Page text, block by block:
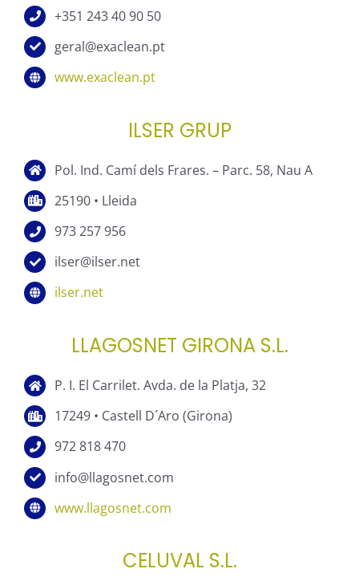
+351 243 40 90 50
geral@exaclean.pt
www.exaclean.pt
ILSER GRUP
Pol. Ind. Camí dels Frares. – Parc. 58, Nau A
25190 • Lleida
973 257 956
ilser@ilser.net
ilser.net
LLAGOSNET GIRONA S.L.
P. I. El Carrilet. Avda. de la Platja, 32
17249 • Castell D´Aro (Girona)
972 818 470
info@llagosnet.com
www.llagosnet.com
CELUVAL S.L.